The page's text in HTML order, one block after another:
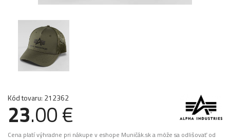
Kód tovaru: 212362
23.00 €
Cena platí výhradne pri nákupe v eshope Muničák.sk a môže sa odlišovať od